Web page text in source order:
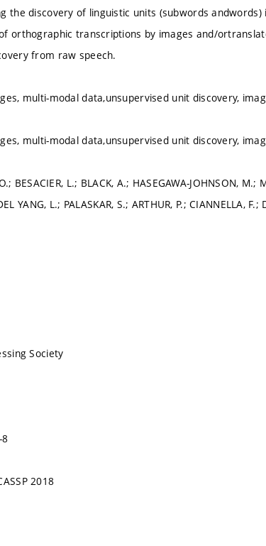
the discovery of linguistic units (subwords
orthographic transcriptions by images and/
from raw speech.
multi-modal data,unsupervised unit discovery,
multi-modal data,unsupervised unit discovery,
BESACIER, L.; BLACK, A.; HASEGAWA-JOHNSON, M.;
YANG, L.; PALASKAR, S.; ARTHUR, P.; CIANNELLA,
Society
2018